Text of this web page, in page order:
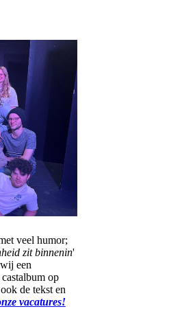
veel humor;
zit binnenin'
een
op
de tekst en
vacatures!